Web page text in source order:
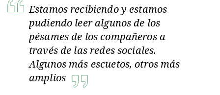
Estamos recibiendo y estamos
pudiendo leer algunos de los
pésames de los compañeros a
través de las redes sociales.
Algunos más escuetos, otros más
amplios